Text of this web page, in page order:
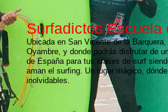
Surfadictos Escuela
Ubicada en San Vicente de la
Oyambre, y donde podrás disfrutar de
de España para tus clases de surf
aman el surfing. Un lugar mágico,
inolvidables.